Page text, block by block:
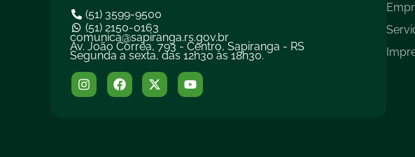
(51) 3599-9500
(51) 2150-0163
comunica@sapiranga.rs.gov.br
Av. João Corrêa, 793 - Centro, Sapiranga - RS
Segunda a sexta, das 12h30 às 18h30.